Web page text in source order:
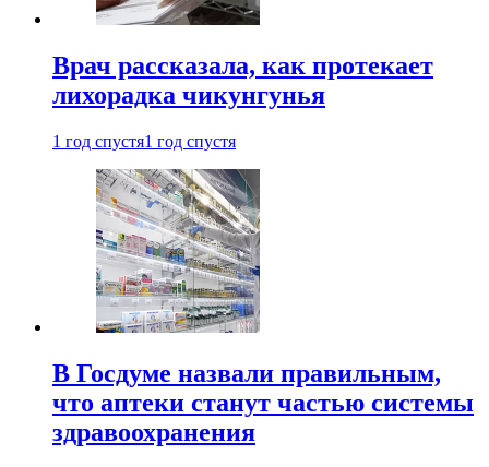
Врач рассказала, как протекает
лихорадка чикунгунья
1 год спустя1 год спустя
В Госдуме назвали правильным,
что аптеки станут частью системы
здравоохранения